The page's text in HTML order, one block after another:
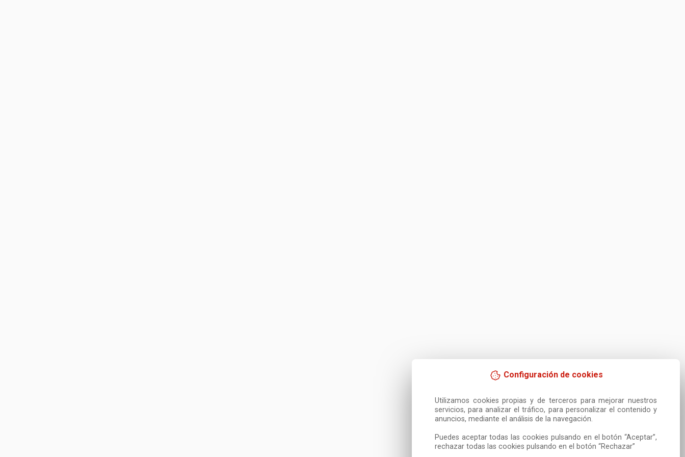
Configuración de cookies
Utilizamos cookies propias y de terceros para mejorar nuestros
servicios, para analizar el tráfico, para personalizar el contenido y
anuncios, mediante el análisis de la navegación.
Puedes aceptar todas las cookies pulsando en el botón “Aceptar”,
rechazar todas las cookies pulsando en el botón “Rechazar”